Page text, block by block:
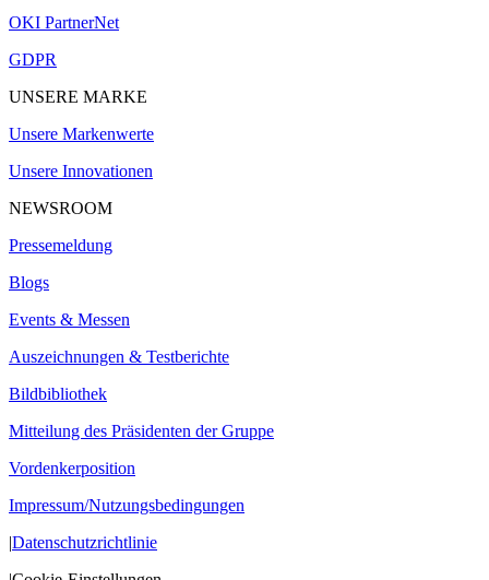
OKI PartnerNet
GDPR
UNSERE MARKE
Unsere Markenwerte
Unsere Innovationen
NEWSROOM
Pressemeldung
Blogs
Events & Messen
Auszeichnungen & Testberichte
Bildbibliothek
Mitteilung des Präsidenten der Gruppe
Vordenkerposition
Impressum/Nutzungsbedingungen
|Datenschutzrichtlinie